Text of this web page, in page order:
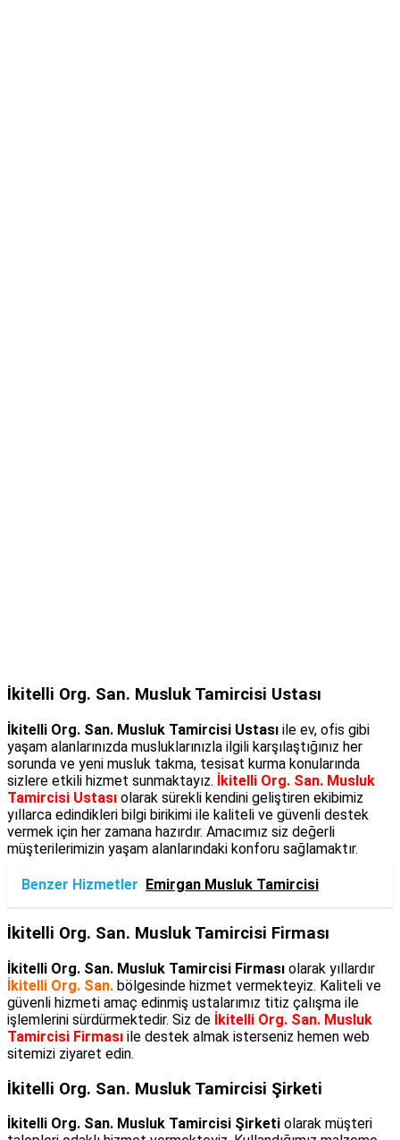
İkitelli Org. San. Musluk Tamircisi Ustası
İkitelli Org. San. Musluk Tamircisi Ustası ile ev, ofis gibi
yaşam alanlarınızda musluklarınızla ilgili karşılaştığınız her
sorunda ve yeni musluk takma, tesisat kurma konularında
sizlere etkili hizmet sunmaktayız. İkitelli Org. San. Musluk
Tamircisi Ustası olarak sürekli kendini geliştiren ekibimiz
yıllarca edindikleri bilgi birikimi ile kaliteli ve güvenli destek
vermek için her zamana hazırdır. Amacımız siz değerli
müşterilerimizin yaşam alanlarındaki konforu sağlamaktır.
Benzer Hizmetler Emirgan Musluk Tamircisi
İkitelli Org. San. Musluk Tamircisi Firması
İkitelli Org. San. Musluk Tamircisi Firması olarak yıllardır
İkitelli Org. San. bölgesinde hizmet vermekteyiz. Kaliteli ve
güvenli hizmeti amaç edinmiş ustalarımız titiz çalışma ile
işlemlerini sürdürmektedir. Siz de İkitelli Org. San. Musluk
Tamircisi Firması ile destek almak isterseniz hemen web
sitemizi ziyaret edin.
İkitelli Org. San. Musluk Tamircisi Şirketi
İkitelli Org. San. Musluk Tamircisi Şirketi olarak müşteri